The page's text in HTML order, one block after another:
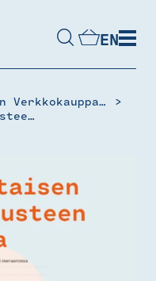
EN
Tervetuloa FCG:n Verkkokauppaan >
Kuntakohtaisen väestöennusteen data